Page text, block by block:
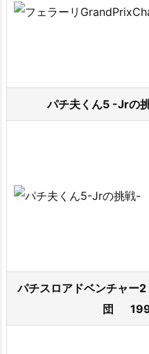
パチ夫くん5 -Jr
パチスロアドベンチャー
団